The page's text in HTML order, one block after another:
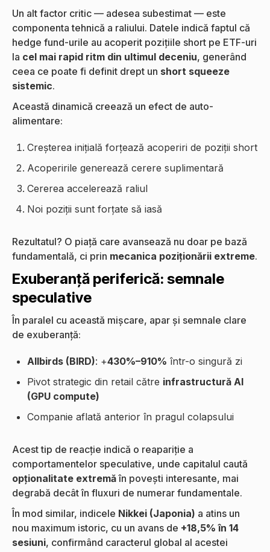
Un alt factor critic — adesea subestimat — este
componenta tehnică a raliului. Datele indică faptul că
hedge fund-urile au acoperit pozițiile short pe ETF-uri
la cel mai rapid ritm din ultimul deceniu, generând
ceea ce poate fi definit drept un short squeeze
sistemic.
Această dinamică creează un efect de auto-
alimentare:
Creșterea inițială forțează acoperiri de poziții short
Acoperirile generează cerere suplimentară
Cererea accelerează raliul
Noi poziții sunt forțate să iasă
Rezultatul? O piață care avansează nu doar pe bază
fundamentală, ci prin mecanica poziționării extreme.
Exuberanță periferică: semnale
speculative
În paralel cu această mișcare, apar și semnale clare
de exuberanță:
Allbirds (BIRD): +430%–910% într-o singură zi
Pivot strategic din retail către infrastructură AI
(GPU compute)
Companie aflată anterior în pragul colapsului
Acest tip de reacție indică o reapariție a
comportamentelor speculative, unde capitalul caută
opționalitate extremăîn povești interesante, mai
degrabă decât în fluxuri de numerar fundamentale.
În mod similar, indicele Nikkei (Japonia) a atins un
nou maximum istoric, cu un avans de +18,5% în 14
sesiuni, confirmând caracterul global al acestei